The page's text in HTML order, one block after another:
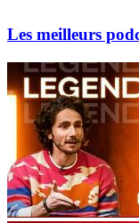
Les meilleurs